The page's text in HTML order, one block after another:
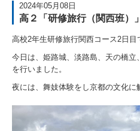
2024年05月08日
高２「研修旅行（関西班）
高校2年生研修旅行関西コース2日目
今日は、姫路城、淡路島、天の橋
を行いました。
夜には、舞妓体験をし京都の文化に